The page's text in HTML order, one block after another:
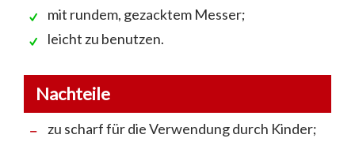
mit rundem, gezacktem Messer;
leicht zu benutzen.
Nachteile
zu scharf für die Verwendung durch Kinder;